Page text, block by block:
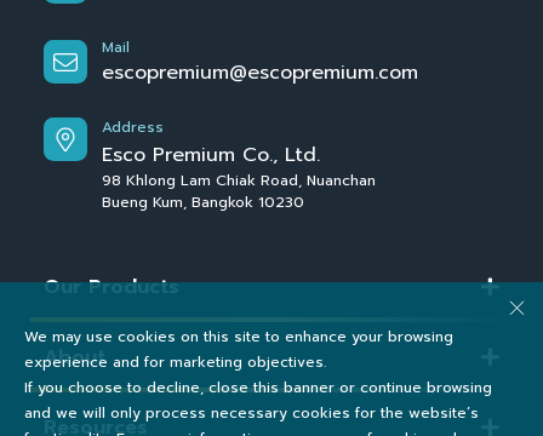
Mail
escopremium@escopremium.com
Address
Esco Premium Co., Ltd.
98 Khlong Lam Chiak Road, Nuanchan
Bueng Kum, Bangkok 10230
Our Products
About
Resources
We may use cookies on this site to enhance your browsing
experience and for marketing objectives.
If you choose to decline, close this banner or continue browsing
and we will only process necessary cookies for the website’s